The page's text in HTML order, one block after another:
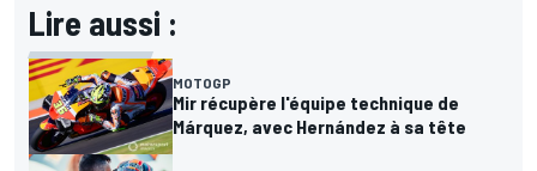
Lire aussi :
MOTOGP
Mir récupère l'équipe technique de
Márquez, avec Hernández à sa tête